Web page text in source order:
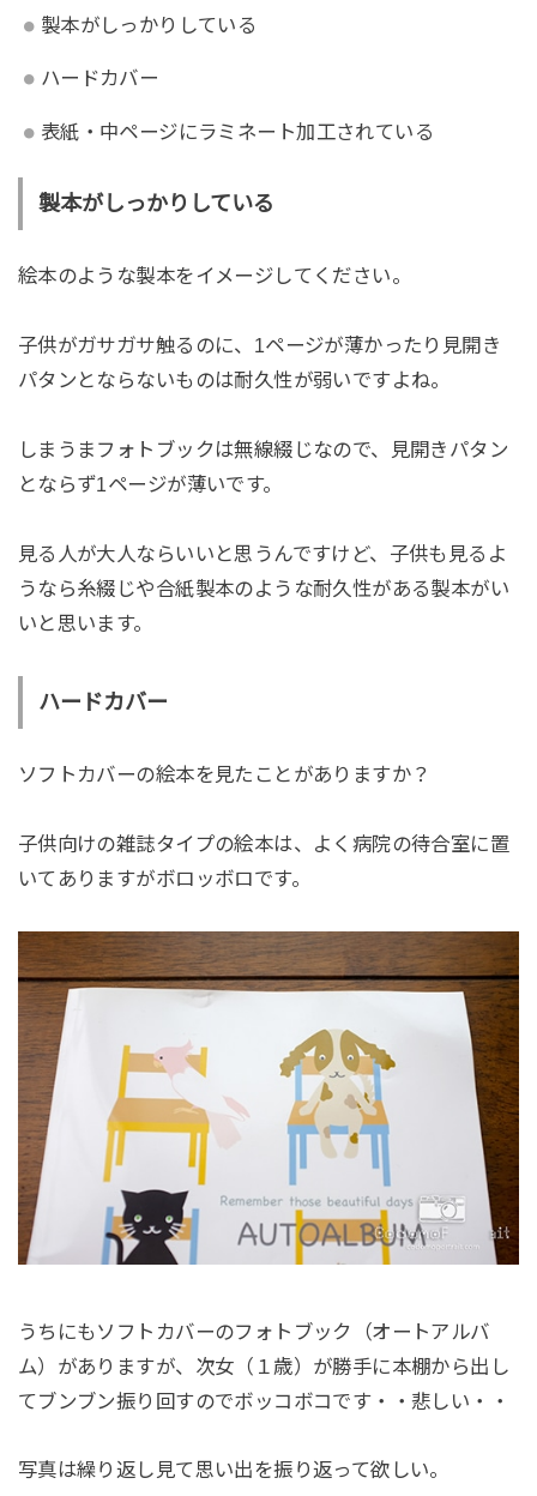
製本がしっかりしている
ハードカバー
表紙・中ページにラミネート加工されている
製本がしっかりしている
絵本のような製本をイメージしてください。
子供がガサガサ触るのに、1ページが薄かったり見開き
パタンとならないものは耐久性が弱いですよね。
しまうまフォトブックは無線綴じなので、見開きパタン
とならず1ページが薄いです。
見る人が大人ならいいと思うんですけど、子供も見るよ
うなら糸綴じや合紙製本のような耐久性がある製本がい
いと思います。
ハードカバー
ソフトカバーの絵本を見たことがありますか？
子供向けの雑誌タイプの絵本は、よく病院の待合室に置
いてありますがボロッボロです。
うちにもソフトカバーのフォトブック（オートアルバ
ム）がありますが、次女（１歳）が勝手に本棚から出し
てブンブン振り回すのでボッコボコです・・悲しい・・
写真は繰り返し見て思い出を振り返って欲しい。